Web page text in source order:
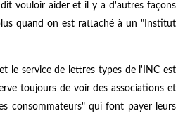
vouloir aider et il y a d'autres façons
quand on est rattaché à un "Institut
le service de lettres types de l'INC est
toujours de voir des associations et
consommateurs" qui font payer leurs